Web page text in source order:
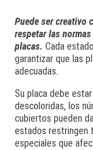
Puede ser creativo
respetar las
placas. Cada
garantizar que las
adecuadas.
Su placa debe
descoloridas, los
cubiertos pueden
estados restringen
especiales que